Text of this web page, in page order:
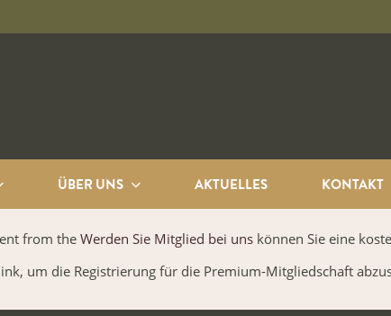
ÜBER UNS AKTUELLES KONTAKT
from the Werden Sie Mitglied bei uns können Sie eine
um die Registrierung für die Premium-Mitgliedschaft